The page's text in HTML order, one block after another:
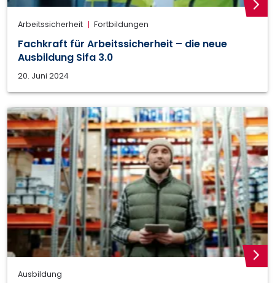
Arbeitssicherheit Fortbildungen
Fachkraft für Arbeitssicherheit – die neue
Ausbildung Sifa 3.0
20. Juni 2024
Ausbildung